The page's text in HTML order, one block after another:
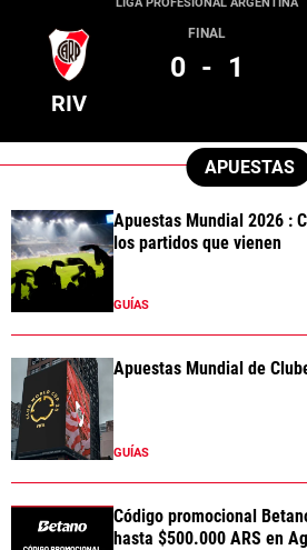
RIV
FINAL
0 - 1
APUESTAS
Apuestas Mundial 2026 :
los partidos que vienen
GUÍAS
Apuestas Mundial de
GUÍAS
Código promocional
hasta $500.000 ARS en